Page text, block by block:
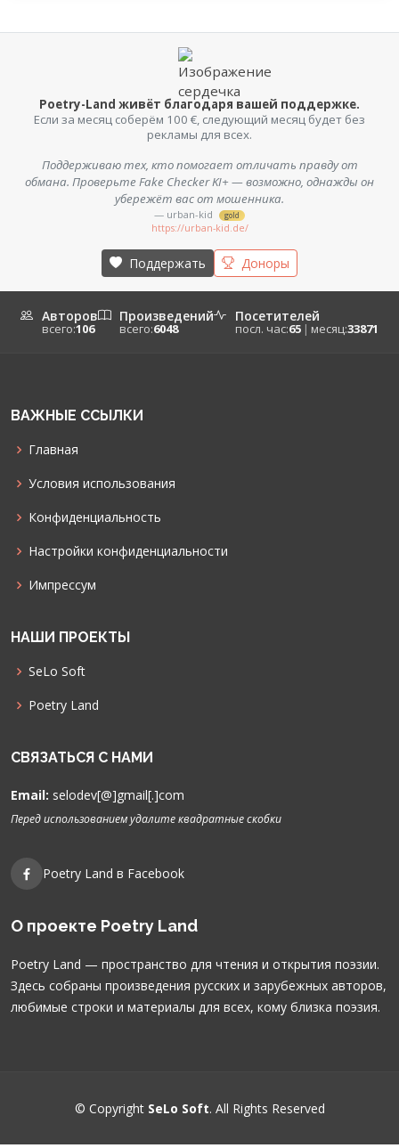
Poetry-Land живёт благодаря вашей поддержке.
Если за месяц соберём 100 €, следующий месяц будет без
рекламы для всех.
Поддерживаю тех, кто помогает отличать правду от
обмана. Проверьте Fake Checker KI+ — возможно, однажды он
убережёт вас от мошенника.
— urban-kid gold
https://urban-kid.de/
Поддержать Доноры
Авторов
всего:106
Произведений
всего:6048
Посетителей
посл. час:65 | месяц:33871
ВАЖНЫЕ ССЫЛКИ
Главная
Условия использования
Конфиденциальность
Настройки конфиденциальности
Импрессум
НАШИ ПРОЕКТЫ
SeLo Soft
Poetry Land
СВЯЗАТЬСЯ С НАМИ
Email: selodev[@]gmail[.]com
Перед использованием удалите квадратные скобки
Poetry Land в Facebook
О проекте Poetry Land
Poetry Land — пространство для чтения и открытия поэзии.
Здесь собраны произведения русских и зарубежных авторов,
любимые строки и материалы для всех, кому близка поэзия.
© Copyright SeLo Soft. All Rights Reserved